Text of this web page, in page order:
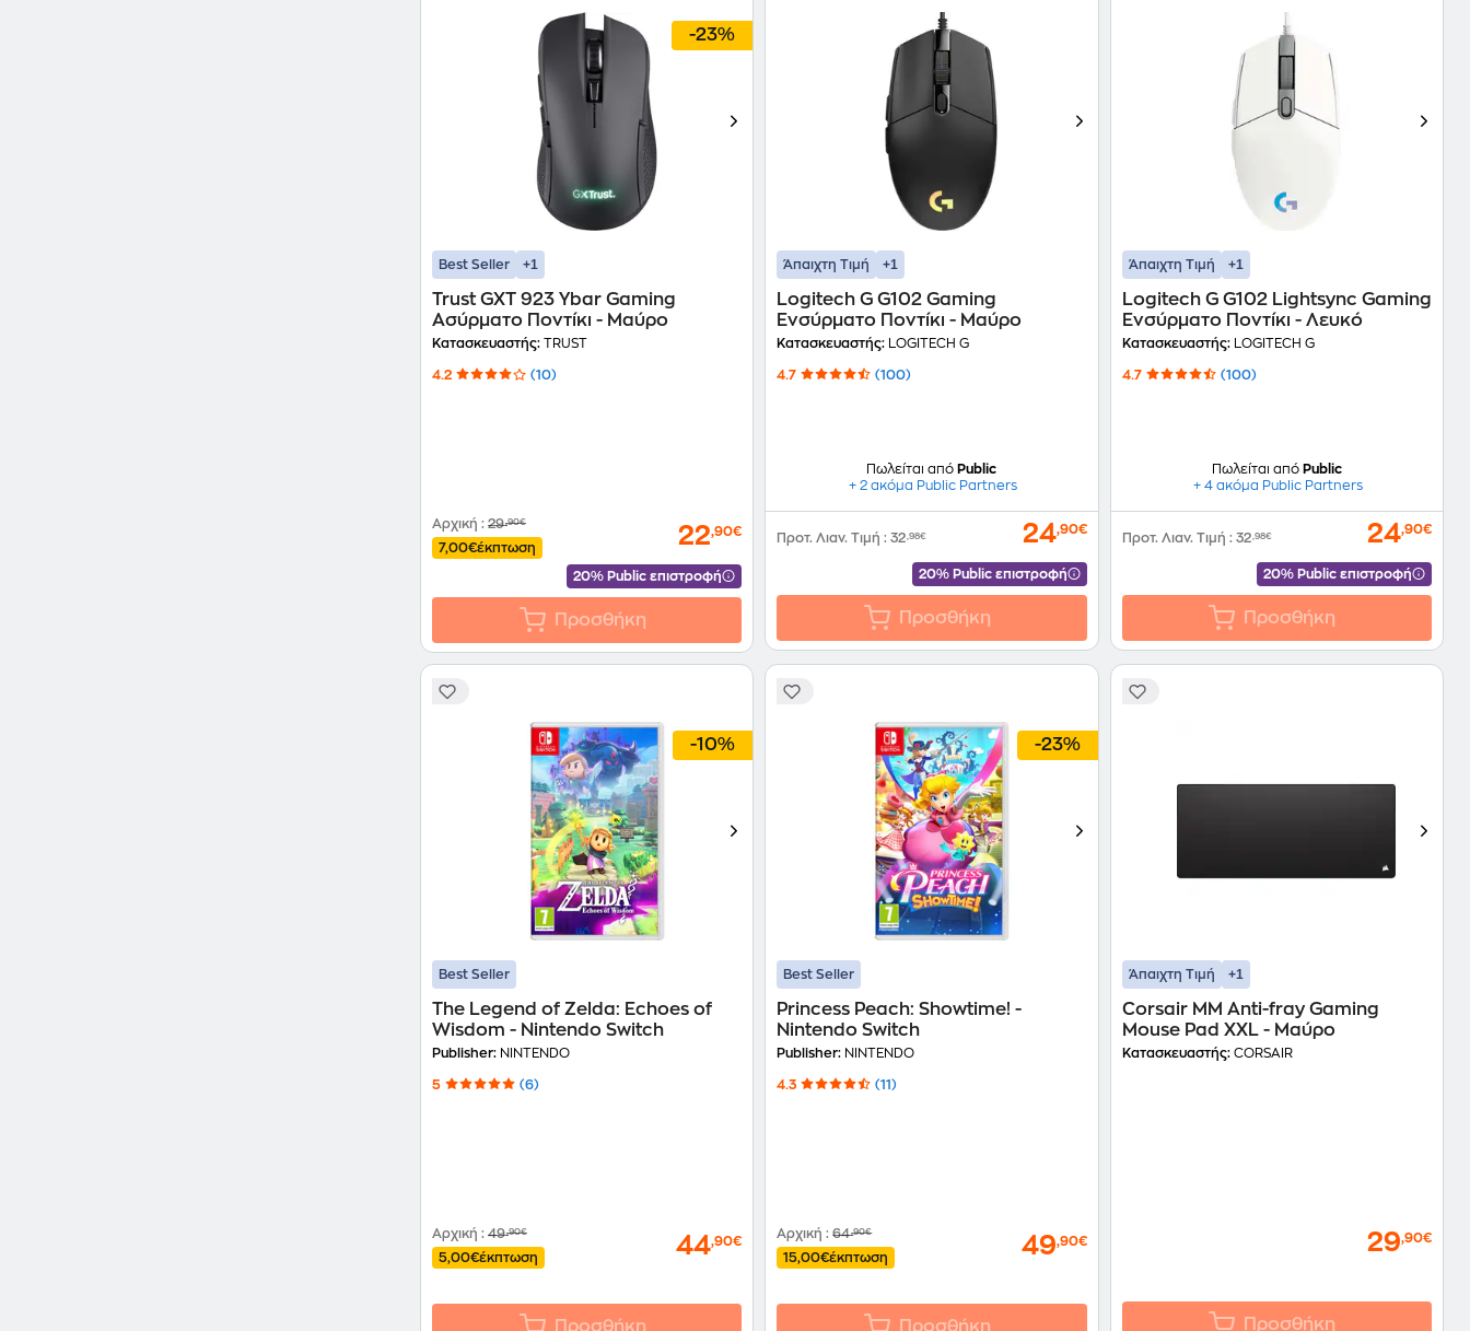
-23%
Best Seller +1
Trust GXT 923 Ybar Gaming
Ασύρματο Ποντίκι - Μαύρο
Κατασκευαστής: TRUST
4.2 (10)
Αρχική : 29,90€
7,00€έκπτωση 22,90€
20% Public επιστροφή
Προσθήκη
Άπαιχτη Τιμή +1
Logitech G G102 Gaming
Ενσύρματο Ποντίκι - Μαύρο
Κατασκευαστής: LOGITECH G
4.7 (100)
Πωλείται από Public
+ 2 ακόμα Public Partners
Προτ. Λιαν. Τιμή:32,98€ 24,90€
20% Public επιστροφή
Προσθήκη
Άπαιχτη Τιμή +1
Logitech G G102 Lightsync Gaming
Ενσύρματο Ποντίκι - Λευκό
Κατασκευαστής:LOGITECH G
4.7 (100)
Πωλείται από Public
+ 4 ακόμα Public Partners
Προτ. Λιαν. Τιμή : 32,98€ 24,90€
20% Public επιστροφή
Προσθήκη
-10%
Best Seller
The Legend of Zelda: Echoes of
Wisdom - Nintendo Switch
Publisher: NINTENDO
5 (6)
Αρχική : 49,90€
5,00€έκπτωση 44,90€
Προσθήκη
-23%
Best Seller
Princess Peach: Showtime! -
Nintendo Switch
Publisher: NINTENDO
4.3 (11)
Αρχική:64,90€
15,00€έκπτωση 49,90€
Προσθήκη
Άπαιχτη Τιμή +1
Corsair MM Anti-fray Gaming
Mouse Pad XXL - Μαύρο
Κατασκευαστής:CORSAIR
29,90€
Προσθήκη